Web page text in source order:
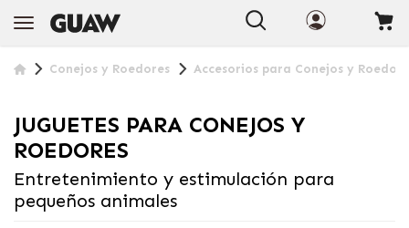
Conejos y Roedores Accesorios para Conejos y
JUGUETES PARA CONEJOS Y
ROEDORES
Entretenimiento y estimulación para
pequeños animales